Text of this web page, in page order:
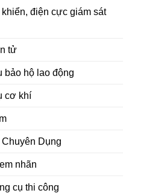
khiển, điện cực giám sát
tử
bảo hộ lao động
cơ khí
Dụng
nhãn
cụ thi công